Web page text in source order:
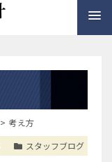
>考え方
スタッフブログ